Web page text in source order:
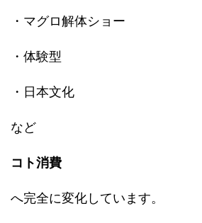
・マグロ解体ショー
・体験型
・日本文化
など
コト消費
へ完全に変化しています。